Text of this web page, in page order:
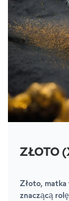
ZŁOTO
Złoto, matka
znaczącą